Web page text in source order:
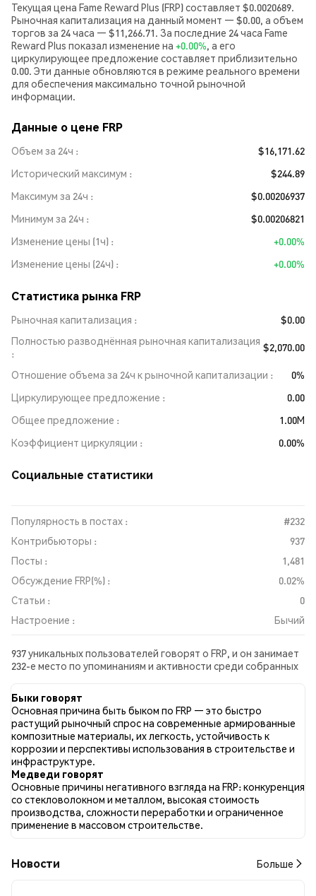
Текущая цена Fame Reward Plus (FRP) составляет $0.0020689.
Рыночная капитализация на данный момент — $0.00, а объем
торгов за 24 часа — $11,266.71. За последние 24 часа Fame
Reward Plus показал изменение на +0.00%, а его
циркулирующее предложение составляет приблизительно
0.00. Эти данные обновляются в режиме реального времени
для обеспечения максимально точной рыночной
информации.
Данные о цене FRP
Объем за 24ч
$16,171.62
Исторический максимум
$244.89
Максимум за 24ч
$0.00206937
Минимум за 24ч
$0.00206821
Изменение цены (1ч)
+0.00%
Изменение цены (24ч)
+0.00%
Статистика рынка FRP
Рыночная капитализация
$0.00
Полностью разводнённая рыночная капитализация $2,070.00
Отношение объема за 24ч к рыночной капитализации
0%
Циркулирующее предложение
0.00
Общее предложение
1.00M
Коэффициент циркуляции
0.00%
Социальные статистики
Популярность в постах :
#232
Контрибьюторы :
937
Посты :
1,481
Обсуждение FRP(%) :
0.02%
Статьи :
0
Настроение :
Бычий
937 уникальных пользователей говорят о FRP, и он занимает
232-е место по упоминаниям и активности среди собранных
во всех социальных сетях было Бычий. Всего было
опубликовано 0 новостных статей о FRP. В Twitter NaN%
твитов имели бычий настрой по сравнению с NaN% твитов с
медвежьим настроем по FRP. NaN% твитов были
нейтральными по отношению к FRP. Эти данные основаны на
0 твитах.
Быки говорят
Основная причина быть быком по FRP — это быстро
растущий рыночный спрос на современные армированные
композитные материалы, их легкость, устойчивость к
коррозии и перспективы использования в строительстве и
инфраструктуре.
Медведи говорят
Основные причины негативного взгляда на FRP: конкуренция
со стекловолокном и металлом, высокая стоимость
производства, сложности переработки и ограниченное
применение в массовом строительстве.
Новости Больше